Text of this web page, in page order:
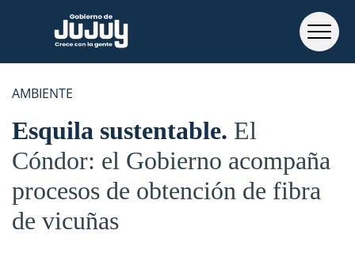
AMBIENTE
Esquila sustentable El
Cóndor: el Gobierno acompaña
procesos de obtención de fibra
de vicuñas